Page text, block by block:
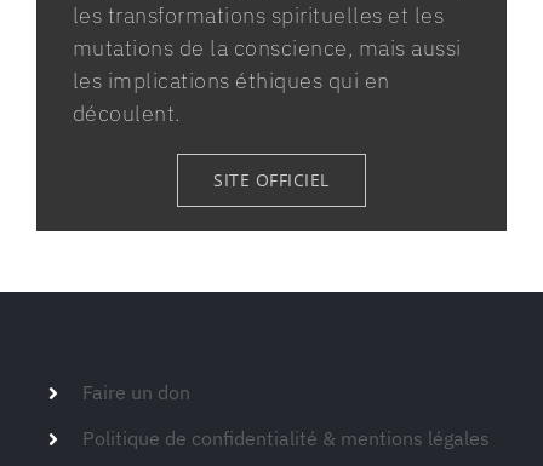
les transformations spirituelles et les
mutations de la conscience, mais aussi
les implications éthiques qui en
découlent.
SITE OFFICIEL
Faire un don
Politique de confidentialité & mentions légales